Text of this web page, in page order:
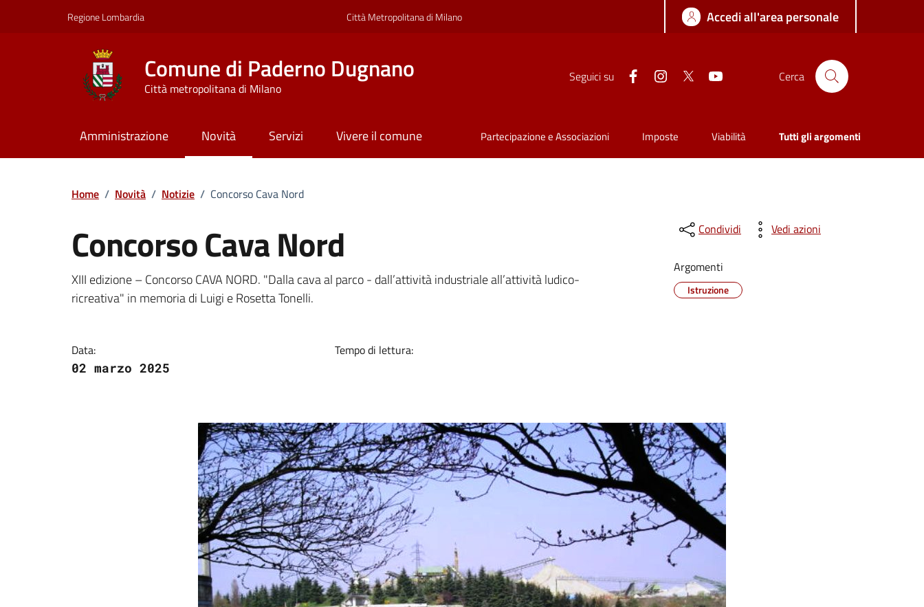
Regione Lombardia Città Metropolitana di Milano Accedi all'area personale
Comune di Paderno Dugnano
Città metropolitana di Milano
Seguici su Facebook InstagramTwitter Cerca
Amministrazione Novità Servizi Vivere il comune Partecipazione e Associazioni Imposte Viabilità Tutti gli argomenti
Home / Novità / Notizie / Concorso Cava Nord
Concorso Cava Nord
Dettagli della notizia
XIII edizione – Concorso CAVA NORD. "Dalla cava al parco - dall’attività industriale all’attività ludico-
ricreativa" in memoria di Luigi e Rosetta Tonelli.
Data:
02 marzo 2025
Tempo di lettura:
Condividi Vedi azioni
Argomenti
Istruzione